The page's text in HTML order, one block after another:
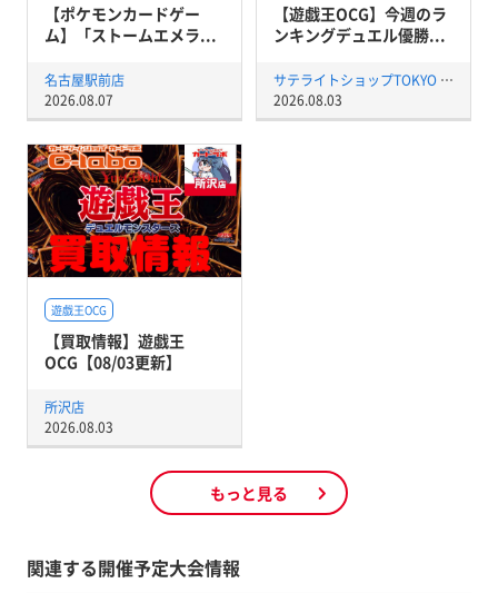
【ポケモンカードゲー
ム】「ストームエメラ...
名古屋駅前店
2026.08.07
【遊戯王OCG】今週のラ
ンキングデュエル優勝...
サテライトショップTOKYO 秋葉原店
2026.08.03
遊戯王OCG
【買取情報】遊戯王
OCG【08/03更新】
所沢店
2026.08.03
もっと見る
関連する開催予定大会情報